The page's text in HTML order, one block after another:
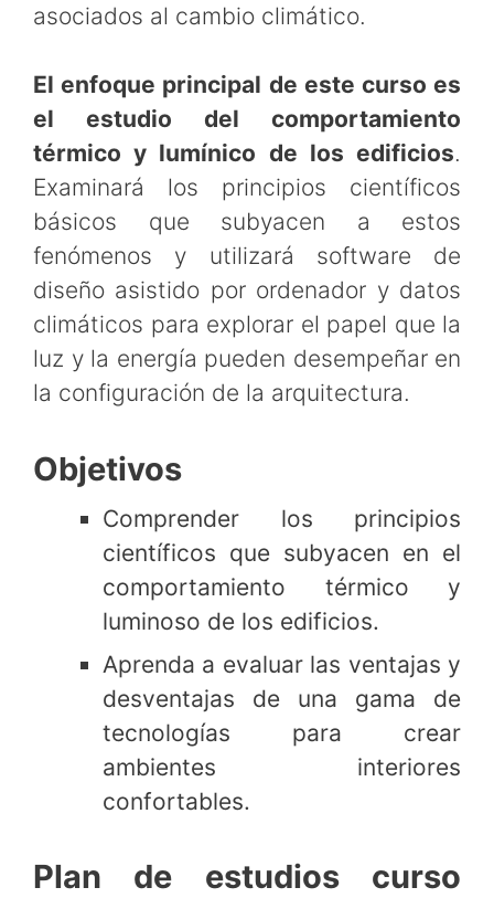
asociados al cambio climático.
El enfoque principal de este curso es
el estudio del comportamiento
térmico y lumínico de los edificios.
Examinará los principios científicos
básicos que subyacen a estos
fenómenos y utilizará software de
diseño asistido por ordenador y datos
climáticos para explorar el papel que la
luz y la energía pueden desempeñar en
la configuración de la arquitectura.
Objetivos
Comprender los principios
científicos que subyacen en el
comportamiento térmico y
luminoso de los edificios.
Aprenda a evaluar las ventajas y
desventajas de una gama de
tecnologías para crear
ambientes interiores
confortables.
Plan de estudios curso